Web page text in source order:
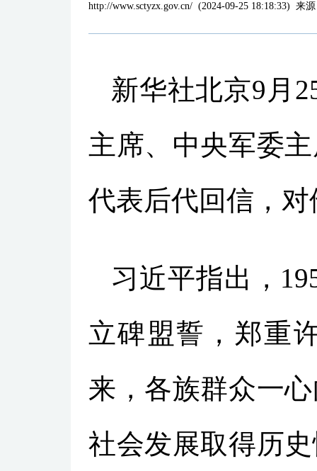
http://www.sctyzx.gov.cn/ (2024-09-25 18:18:33) 来
新华社北京9月
主席、中央军委
代表后代回信，
习近平指出，
立碑盟誓，郑重
来，各族群众一
社会发展取得历